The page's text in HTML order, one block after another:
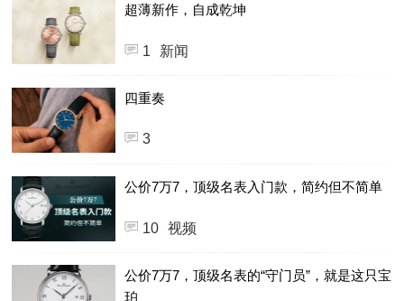
超薄新作，自成乾坤
1 新闻
四重奏
3
公价7万7，顶级名表入门款，简约但不简单
10 视频
公价7万7，顶级名表的“守门员”，就是这只宝
珀